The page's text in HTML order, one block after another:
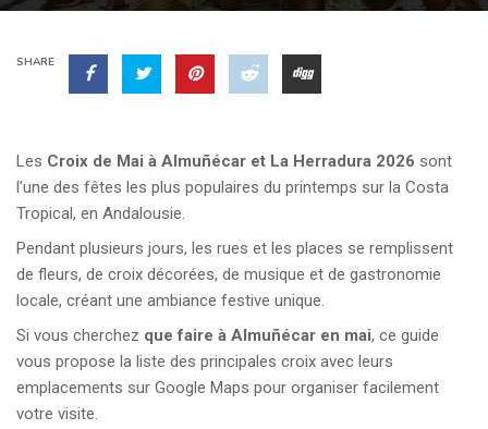
SHARE
Les Croix de Mai à Almuñécar et La Herradura 2026 sont
l’une des fêtes les plus populaires du printemps sur la Costa
Tropical, en Andalousie.
Pendant plusieurs jours, les rues et les places se remplissent
de fleurs, de croix décorées, de musique et de gastronomie
locale, créant une ambiance festive unique.
Si vous cherchez que faire à Almuñécar en mai, ce guide
vous propose la liste des principales croix avec leurs
emplacements sur Google Maps pour organiser facilement
votre visite.